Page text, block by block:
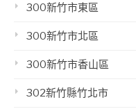
300新竹市東區
300新竹市北區
300新竹市香山區
302新竹縣竹北市